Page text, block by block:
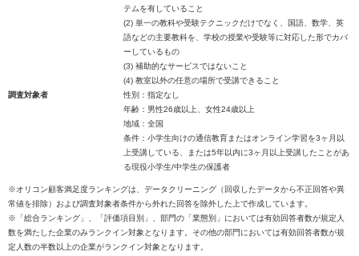
テムを有していること
(2) 単一の教科や受験テクニックだけでなく、国語、数学、英
語などの主要教科を、学校の授業や受験等に対応した形でカバ
ーしているもの
(3) 補助的なサービスではないこと
(4) 教室以外の任意の場所で受講できること
調査対象者
性別：指定なし
年齢：男性26歳以上、女性24歳以上
地域：全国
条件：小学生向けの通信教育またはオンライン学習を3ヶ月以
上受講している、または5年以内に3ヶ月以上受講したことがあ
る現役小学生/中学生の保護者
※オリコン顧客満足度ランキングは、データクリーニング（回収したデータから不正回答や異
常値を排除）および調査対象者条件から外れた回答を除外した上で作成しています。
※「総合ランキング」、「評価項目別」、部門の「業態別」においては有効回答者数が規定人
数を満たした企業のみランクイン対象となります。その他の部門においては有効回答者数が規
定人数の半数以上の企業がランクイン対象となります。